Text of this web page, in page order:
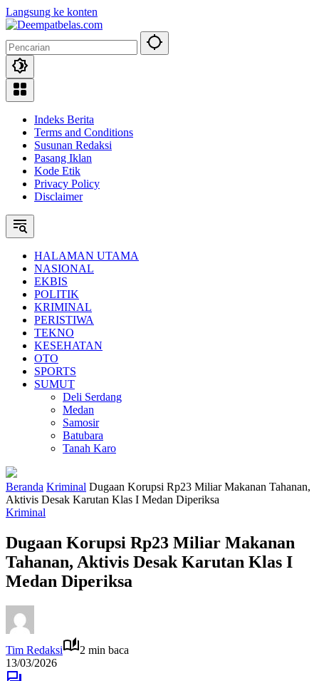
Langsung ke konten
Indeks Berita
Terms and Conditions
Susunan Redaksi
Pasang Iklan
Kode Etik
Privacy Policy
Disclaimer
HALAMAN UTAMA
NASIONAL
EKBIS
POLITIK
KRIMINAL
PERISTIWA
TEKNO
KESEHATAN
OTO
SPORTS
SUMUT
Deli Serdang
Medan
Samosir
Batubara
Tanah Karo
Beranda Kriminal Dugaan Korupsi Rp23 Miliar Makanan Tahanan,
Aktivis Desak Karutan Klas I Medan Diperiksa
Kriminal
Dugaan Korupsi Rp23 Miliar Makanan
Tahanan, Aktivis Desak Karutan Klas I
Medan Diperiksa
Tim Redaksi
2 min baca
13/03/2026